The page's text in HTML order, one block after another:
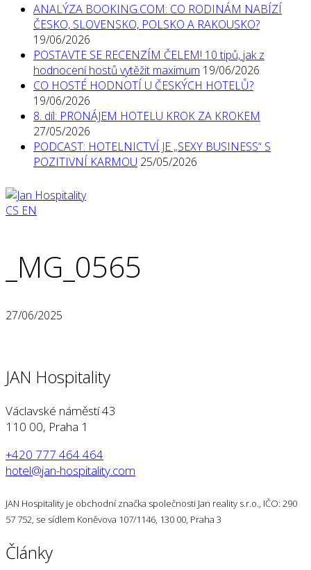
ANALÝZA BOOKING.COM: CO RODINÁM NABÍZÍ
ČESKO, SLOVENSKO, POLSKO A RAKOUSKO?
19/06/2026
POSTAVTE SE RECENZÍM ČELEM! 10 tipů, jak z
hodnocení hostů vytěžit maximum 19/06/2026
CO HOSTÉ HODNOTÍ U ČESKÝCH HOTELŮ?
19/06/2026
8. díl: PRONÁJEM HOTELU KROK ZA KROKEM
27/05/2026
PODCAST: HOTELNICTVÍ JE „SEXY BUSINESS“ S
POZITIVNÍ KARMOU 25/05/2026
CS EN
_MG_0565
27/06/2025
JAN Hospitality
Václavské náměstí 43
110 00, Praha 1
+420 777 464 464
hotel@jan-hospitality.com
JAN Hospitality je obchodní značka společnosti Jan reality s.r.o., IČO: 290
57 752, se sídlem Koněvova 107/1146, 130 00, Praha 3
Články